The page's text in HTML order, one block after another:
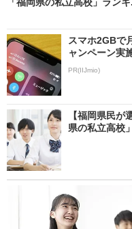
スマホ2GBで
ャンペーン実
PR(IIJmio)
【福岡県民が
県の私立高校